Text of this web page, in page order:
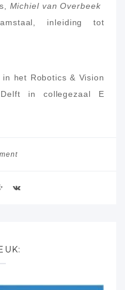
Michiel van Overbeek
inleiding tot
het Robotics & Vision
in collegezaal E